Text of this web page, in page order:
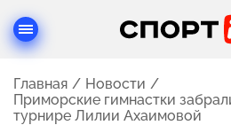
Главная
Новости
Приморские гимнастки
турнире Лилии Ахаимовой